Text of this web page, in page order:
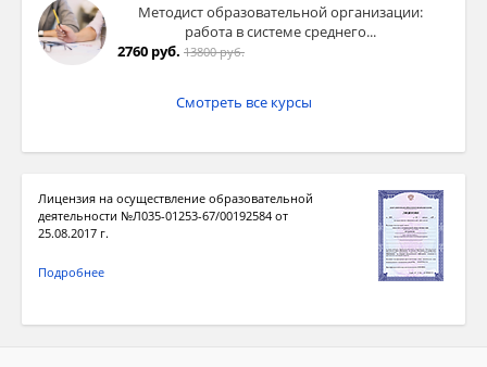
Методист образовательной организации:
работа в системе среднего...
2760 руб. 13800 руб.
Смотреть все курсы
Лицензия на осуществление образовательной
деятельности №Л035-01253-67/00192584 от
25.08.2017 г.
Подробнее